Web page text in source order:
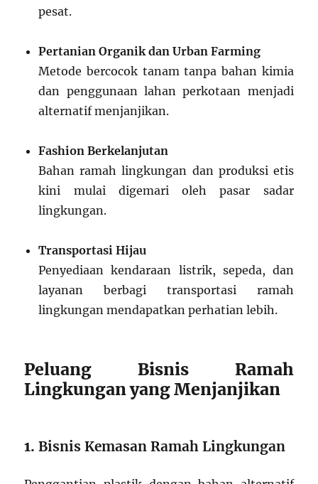
pesat.
Pertanian Organik dan Urban Farming
Metode bercocok tanam tanpa bahan kimia
dan penggunaan lahan perkotaan menjadi
alternatif menjanjikan.
Fashion Berkelanjutan
Bahan ramah lingkungan dan produksi etis
kini mulai digemari oleh pasar sadar
lingkungan.
Transportasi Hijau
Penyediaan kendaraan listrik, sepeda, dan
layanan berbagi transportasi ramah
lingkungan mendapatkan perhatian lebih.
Peluang Bisnis Ramah
Lingkungan yang Menjanjikan
1.Bisnis Kemasan Ramah Lingkungan